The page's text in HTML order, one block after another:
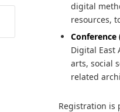
digital
resources,
Conference
Digital East
arts, social
related
Registration is